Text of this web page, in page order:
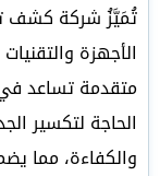
تُمَيَّزُ شركة كشف
الأجهزة
متقدمة تساعد
الحاجة لتكسير
والكفاءة، مما